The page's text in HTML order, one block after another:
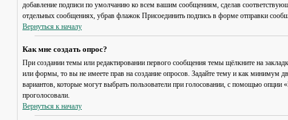
добавление подписи по умолчанию ко всем вашим сообщениям, сделав
отдельных сообщениях, убрав флажок Присоединить подпись в форме отправки
Вернуться к началу
Как мне создать опрос?
При создании темы или редактировании первого сообщения темы щёлкните на
или формы, то вы не имеете прав на создание опросов. Задайте тему и как минимум
вариантов, которые могут выбрать пользователи при голосовании, с помощью опции
проголосовали.
Вернуться к началу